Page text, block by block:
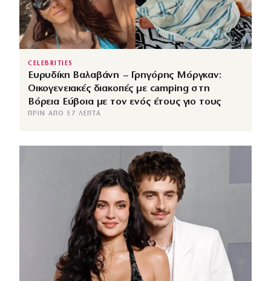
CELEBRITIES
Ευρυδίκη Βαλαβάνη – Γρηγόρης Μόργκαν:
Οικογενειακές διακοπές με camping στη
Βόρεια Εύβοια με τον ενός έτους γιο τους
ΠΡΙΝ ΑΠΌ 57 ΛΕΠΤΆ